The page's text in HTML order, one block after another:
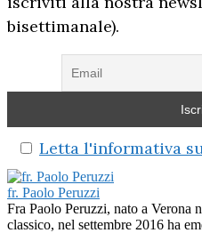
bisettimanale).
Letta l'informativa
fr. Paolo Peruzzi
Fra Paolo Peruzzi, nato a Verona
classico, nel settembre 2016 ha